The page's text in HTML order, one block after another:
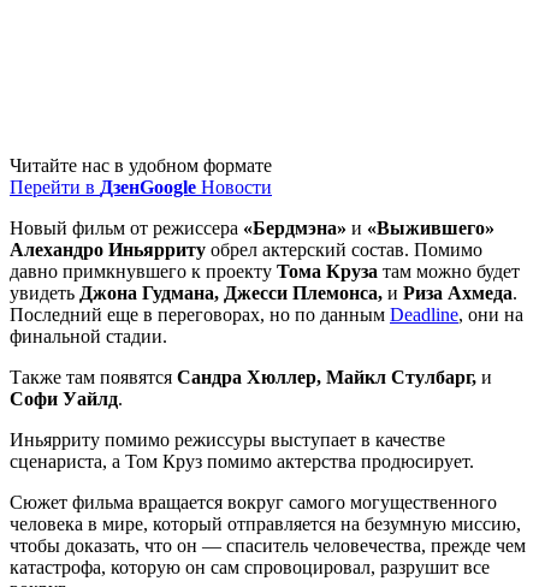
Читайте нас в удобном формате
Перейти в ДзенGoogle Новости
Новый фильм от режиссера «Бердмэна» и «Выжившего»
Алехандро Иньярриту обрел актерский состав. Помимо
давно примкнувшего к проекту Тома Круза там можно будет
увидеть Джона Гудмана, Джесси Племонса, и Риза Ахмеда.
Последний еще в переговорах, но по данным Deadline, они на
финальной стадии.
Также там появятся Сандра Хюллер, Майкл Стулбарг, и
Софи Уайлд.
Иньярриту помимо режиссуры выступает в качестве
сценариста, а Том Круз помимо актерства продюсирует.
Сюжет фильма вращается вокруг самого могущественного
человека в мире, который отправляется на безумную миссию,
чтобы доказать, что он — спаситель человечества, прежде чем
катастрофа, которую он сам спровоцировал, разрушит все